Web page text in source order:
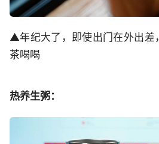
▲年纪大了，即使出门在外出差
茶喝喝
热养生粥：